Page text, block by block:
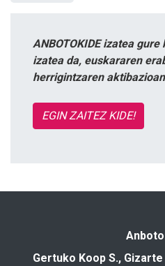
ANBOTOKIDE izatea
izatea da, euskararen
herrigintzaren
EGIN ZAITEZ KIDE!
Gertuko Koop S.,